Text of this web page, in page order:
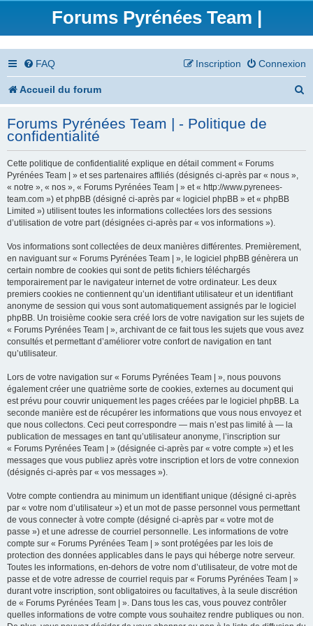
Forums Pyrénées Team |
FAQ Connexion
Inscription
Accueil du forum
h
Forums Pyrénées Team | - Politique de
confidentialité
Cette politique de confidentialité explique en détail comment « Forums
Pyrénées Team | » et ses partenaires affiliés (désignés ci-après par « nous »,
« notre », « nos », « Forums Pyrénées Team | » et « http://www.pyrenees-
team.com ») et phpBB (désigné ci-après par « logiciel phpBB » et « phpBB
Limited ») utilisent toutes les informations collectées lors des sessions
d’utilisation de votre part (désignées ci-après par « vos informations »).
Vos informations sont collectées de deux manières différentes. Premièrement,
en naviguant sur « Forums Pyrénées Team | », le logiciel phpBB génèrera un
certain nombre de cookies qui sont de petits fichiers téléchargés
temporairement par le navigateur internet de votre ordinateur. Les deux
premiers cookies ne contiennent qu’un identifiant utilisateur et un identifiant
anonyme de session qui vous sont automatiquement assignés par le logiciel
phpBB. Un troisième cookie sera créé lors de votre navigation sur les sujets de
« Forums Pyrénées Team | », archivant de ce fait tous les sujets que vous avez
consultés et permettant d’améliorer votre confort de navigation en tant
qu’utilisateur.
Lors de votre navigation sur « Forums Pyrénées Team | », nous pouvons
également créer une quatrième sorte de cookies, externes au document qui
est prévu pour couvrir uniquement les pages créées par le logiciel phpBB. La
seconde manière est de récupérer les informations que vous nous envoyez et
que nous collectons. Ceci peut correspondre — mais n’est pas limité à — la
publication de messages en tant qu’utilisateur anonyme, l’inscription sur
« Forums Pyrénées Team | » (désignée ci-après par « votre compte ») et les
messages que vous publiez après votre inscription et lors de votre connexion
(désignés ci-après par « vos messages »).
Votre compte contiendra au minimum un identifiant unique (désigné ci-après
par « votre nom d’utilisateur ») et un mot de passe personnel vous permettant
de vous connecter à votre compte (désigné ci-après par « votre mot de
passe ») et une adresse de courriel personnelle. Les informations de votre
compte sur « Forums Pyrénées Team | » sont protégées par les lois de
protection des données applicables dans le pays qui héberge notre serveur.
Toutes les informations, en-dehors de votre nom d’utilisateur, de votre mot de
passe et de votre adresse de courriel requis par « Forums Pyrénées Team | »
durant votre inscription, sont obligatoires ou facultatives, à la seule discrétion
de « Forums Pyrénées Team | ». Dans tous les cas, vous pouvez contrôler
quelles informations de votre compte vous souhaitez rendre publiques ou non.